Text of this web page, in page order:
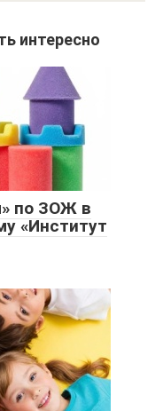
интересно
по ЗОЖ в
«Институт